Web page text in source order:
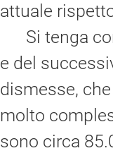
attuale
Si tenga
e del
dismesse,
molto
sono circa